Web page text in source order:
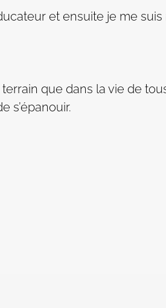
et ensuite je me
que dans la vie de
s’épanouir.